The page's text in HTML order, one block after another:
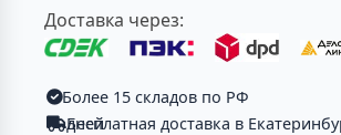
Доставка через:
Более 15 складов по РФ
Бесплатная доставка в Екатеринбург от 2-ух дней